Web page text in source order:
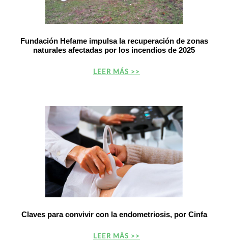
Fundación Hefame impulsa la recuperación de zonas
naturales afectadas por los incendios de 2025
LEER MÁS >>
Claves para convivir con la endometriosis, por Cinfa
LEER MÁS >>